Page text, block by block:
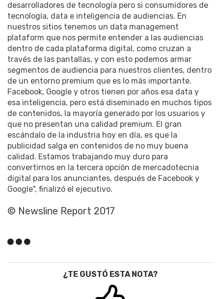
desarrolladores de tecnología pero si consumidores de
tecnología, data e inteligencia de audiencias. En
nuestros sitios tenemos un data management
plataform que nos permite entender a las audiencias
dentro de cada plataforma digital, como cruzan a
través de las pantallas, y con esto podemos armar
segmentos de audiencia para nuestros clientes, dentro
de un entorno premium que es lo más importante.
Facebook, Google y otros tienen por años esa data y
esa inteligencia, pero está diseminado en muchos tipos
de contenidos, la mayoría generado por los usuarios y
que no presentan una calidad premium. El gran
escándalo de la industria hoy en día, es que la
publicidad salga en contenidos de no muy buena
calidad. Estamos trabajando muy duro para
convertirnos en la tercera opción de mercadotecnia
digital para los anunciantes, después de Facebook y
Google", finalizó el ejecutivo.
© Newsline Report 2017
¿TE GUSTÓ ESTA NOTA?